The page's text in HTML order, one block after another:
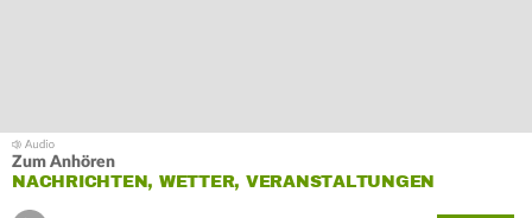
Zum Anhören
NACHRICHTEN, WETTER, VERANSTALTUNGEN